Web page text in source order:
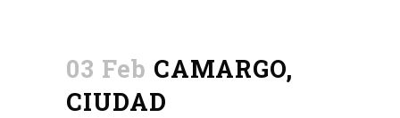
03 Feb CAMARGO,
CIUDAD